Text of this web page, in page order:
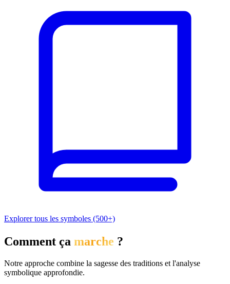
Explorer tous les symboles (500+)
Comment ça marche ?
Notre approche combine la sagesse des traditions et l'analyse
symbolique approfondie.